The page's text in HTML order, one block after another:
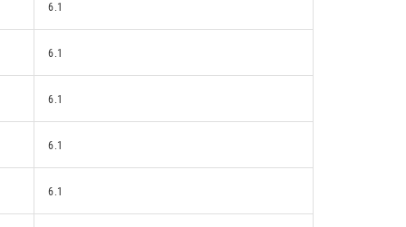
6.1
6.1
6.1
6.1
6.1